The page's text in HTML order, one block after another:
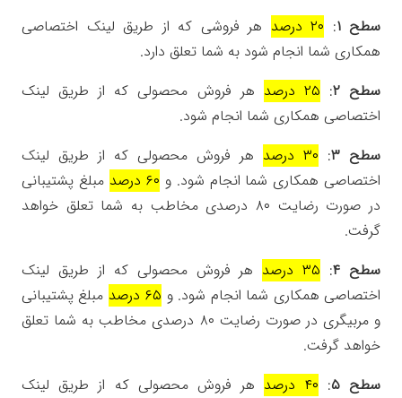
سطح ۱ : ۲۰ درصد
هر فروشی که از طریق لینک اختصاصی
همکاری شما انجام شود به شما تعلق دارد.
سطح ۲ : ۲۵ درصد
هر فروش محصولی که از طریق لینک
اختصاصی همکاری شما انجام شود.
سطح ۳
: ۳۰ درصد
هر فروش محصولی که از طریق لینک
اختصاصی همکاری شما انجام شود. و ۶۰ درصد
مبلغ پشتیبانی
در صورت رضایت ۸۰ درصدی مخاطب به شما تعلق خواهد
گرفت.
سطح ۴
: ۳۵ درصد
هر فروش محصولی که از طریق لینک
اختصاصی همکاری شما انجام شود. و ۶۵ درصد
مبلغ پشتیبانی
و مربیگری در صورت رضایت ۸۰ درصدی مخاطب به شما تعلق
خواهد گرفت.
سطح ۵ : ۴۰ درصد
هر فروش محصولی که از طریق لینک